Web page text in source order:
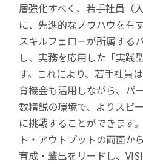
層強化すべく、若手社員（
に、先進的なノウハウを有
スキルフェローが所属する
し、実務を応用した「実践
す。これにより、若手社員
育機会も活用しながら、パ
数精鋭の環境で、よりスピ
に挑戦することができます
ト・アウトプットの両面か
育成・輩出をリードし、